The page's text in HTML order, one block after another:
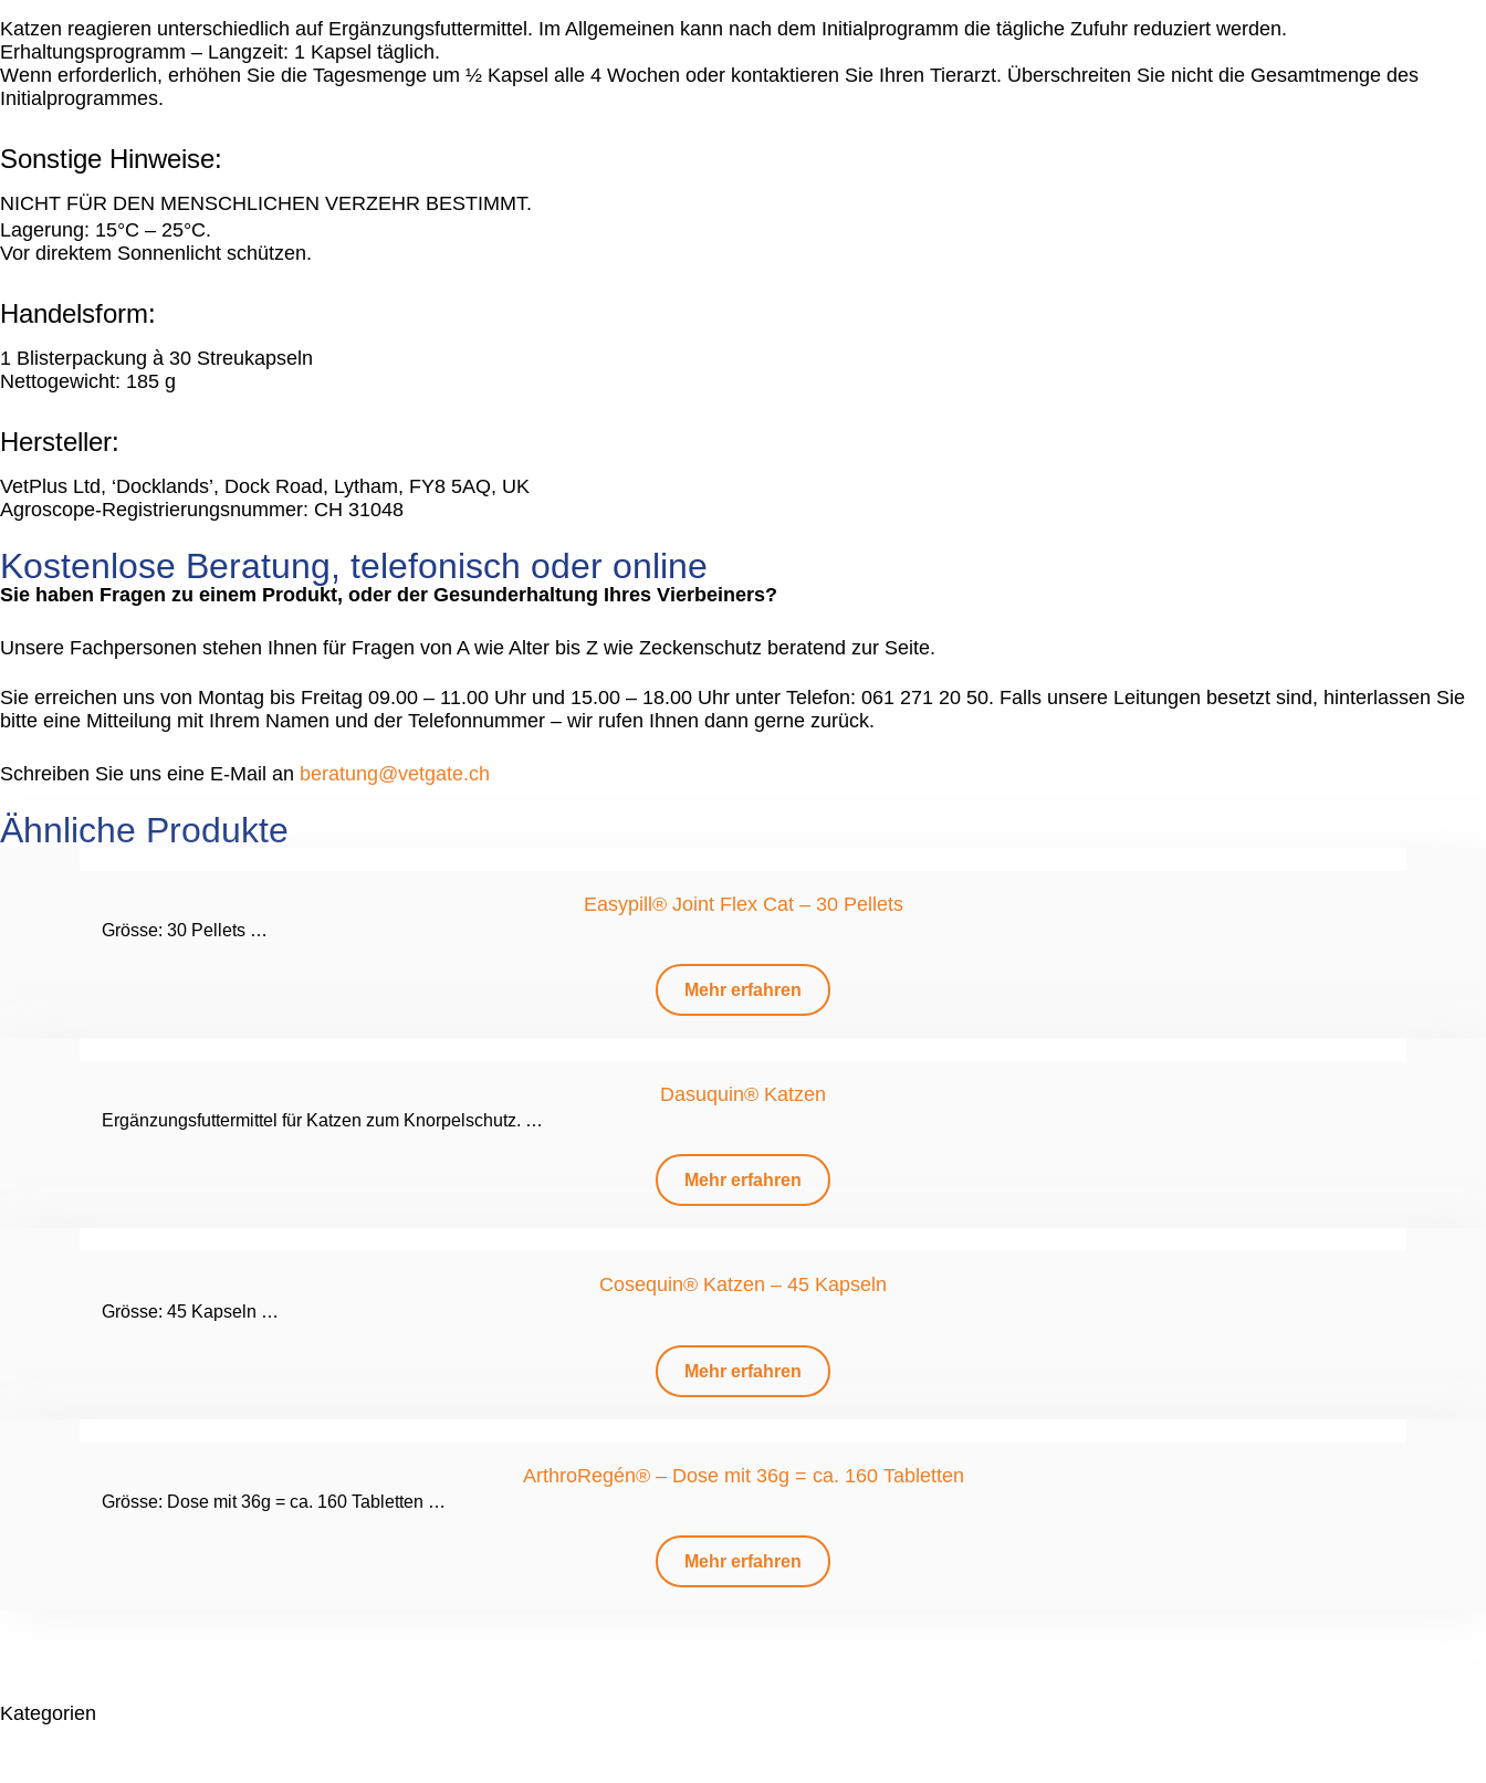
Katzen reagieren unterschiedlich auf Ergänzungsfuttermittel. Im Allgemeinen kann nach dem Initialprogramm die tägliche Zufuhr reduziert werden.
Erhaltungsprogramm – Langzeit: 1 Kapsel täglich.
Wenn erforderlich, erhöhen Sie die Tagesmenge um ½ Kapsel alle 4 Wochen oder kontaktieren Sie Ihren Tierarzt. Überschreiten Sie nicht die Gesamtmenge des
Initialprogrammes.
Sonstige Hinweise:
NICHT FÜR DEN MENSCHLICHEN VERZEHR BESTIMMT.
Lagerung: 15°C – 25°C.
Vor direktem Sonnenlicht schützen.
Handelsform:
1 Blisterpackung à 30 Streukapseln
Nettogewicht: 185 g
Hersteller:
VetPlus Ltd, ‘Docklands’, Dock Road, Lytham, FY8 5AQ, UK
Agroscope-Registrierungsnummer: CH 31048
Kostenlose Beratung, telefonisch oder online
Sie haben Fragen zu einem Produkt, oder der Gesunderhaltung Ihres Vierbeiners?
Unsere Fachpersonen stehen Ihnen für Fragen von A wie Alter bis Z wie Zeckenschutz beratend zur Seite.
Sie erreichen uns von Montag bis Freitag 09.00 – 11.00 Uhr und 15.00 – 18.00 Uhr unter Telefon: 061 271 20 50. Falls unsere Leitungen besetzt sind, hinterlassen Sie
bitte eine Mitteilung mit Ihrem Namen und der Telefonnummer – wir rufen Ihnen dann gerne zurück.
Schreiben Sie uns eine E-Mail an beratung@vetgate.ch
Ähnliche Produkte
Easypill® Joint Flex Cat – 30 Pellets
Grösse: 30 Pellets …
Mehr erfahren
Dasuquin® Katzen
Ergänzungsfuttermittel für Katzen zum Knorpelschutz. …
Mehr erfahren
Cosequin® Katzen – 45 Kapseln
Grösse: 45 Kapseln …
Mehr erfahren
ArthroRegén® – Dose mit 36g = ca. 160 Tabletten
Grösse: Dose mit 36g = ca. 160 Tabletten …
Mehr erfahren
Kategorien